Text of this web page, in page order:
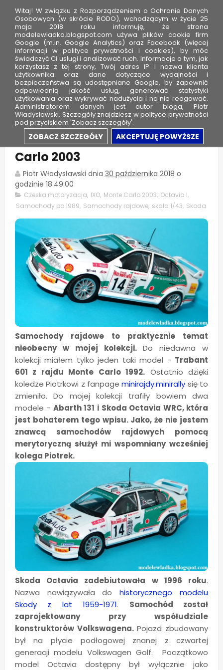
a
Skoda Octavia WRC - Monte
Carlo 2003
Piotr Władysławski dnia 30 października 2018 o
godzinie 18:49:00
Czeska motoryzacja, IXO, Monte Carlo 2003, Octavia I,
Samochody po 1989, Samochody rajdowe, skala 1/43, Skoda
Samochody rajdowe to praktycznie temat
nieobecny w mojej kolekcji.Do niedawna w
kolekcji miałem tylko jeden taki model - Trabant
601 z rajdu Monte Carlo 1992. Ostatnio dzięki
koledze Piotrkowi z fanpageminirajdy.minirally się to
zmieniło. Do mojej kolekcji trafiły bowiem dwa
modele - Abarth 131 i Skoda Octavia WRC, która
jest bohaterem tego wpisu. Jako, że nie jestem
znawcą samochodów rajdowych pomocą
merytoryczną służył mi wspomniany wcześniej
kolega Piotrek.
Skoda Octavia zadebiutowała w 1996 roku.
Nazwa nawiązywała dohistorycznego modelu
Skody z lat 1959-1971. Samochód został
zaprojektowany przy współudziale
konstruktorów Volkswagena.Pojazd zbudowany
byłna płycie podłogowej znanej z czwartej
generacji modelu Volkswagen Golf. Początkowo
model Octavia dostępny był wyłącznie jako
Witaj! W związku z Rozporządzeniem o Ochronie Danych
Osobowych (w skrócie RODO), wchodzącym w życie 25
maja 2018 roku informuję, że strona
modelewladka.blogspot.com używa plików cookie firm
Google (m.in. Google Analytics) oraz Facebook (więcej
informacji w polityce prywatności i cookies), by móc
świadczyć Ci usługi i analizować ruch. Informacje o tym, jak
korzystasz z tej strony, Twój adres IP i nazwa klienta
użytkownika oraz dane dotyczące wydajności i
bezpieczeństwa są udostępniane Google, by zapewnić
odpowiednią jakość usług, generować statystyki
użytkowania oraz wykrywać nadużycia i na nie reagować.
Administratorem danych jest autor bloga, Piotr
Władysławski. Szczegóły znajdziesz w polityce prywatności
pod przyciskiem 'Zobacz szczegóły'.
ZOBACZ SZCZEGÓŁY AKCEPTUJĘ POWYŻSZE